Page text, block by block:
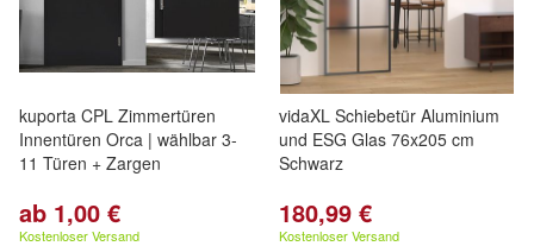
kuporta CPL Zimmertüren
Innentüren Orca | wählbar 3-
11 Türen + Zargen
ab 1,00 €
Kostenloser Versand
vidaXL Schiebetür Aluminium
und ESG Glas 76x205 cm
Schwarz
180,99 €
Kostenloser Versand